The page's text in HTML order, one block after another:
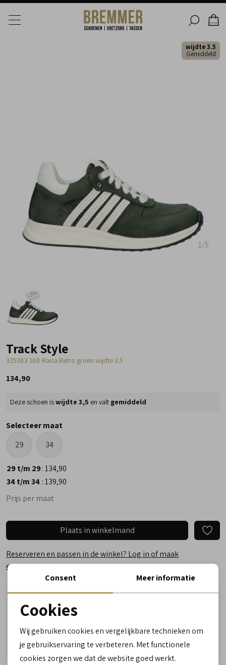
1/5
wijdte 3.5
Gemiddeld
Track Style
325383 168 Raisa Retro groen wijdte 3.5
134,90
Deze schoen iswijdte 3,5 en valt gemiddeld
Selecteer maat
29
34
Prijs per maat
29 t/m 29:134,90
34 t/m 34 :139,90
Plaats in winkelmand
Reserveren en passen in de winkel? Log in of maak
een account aan.
Vragen? Wij helpen u graag! Whatsapp of bel ons
Gratis verzending vanaf €50,- (uitgezonderd sale)
Reserveer- en passervice in de winkel!
Noodzakelijke cookies
Analytische cookies
Consent Meer informatie
Cookies
Wij gebruiken cookies en vergelijkbare technieken om
je gebruikservaring te verbeteren. Met functionele
cookies zorgen we dat de website goed werkt.